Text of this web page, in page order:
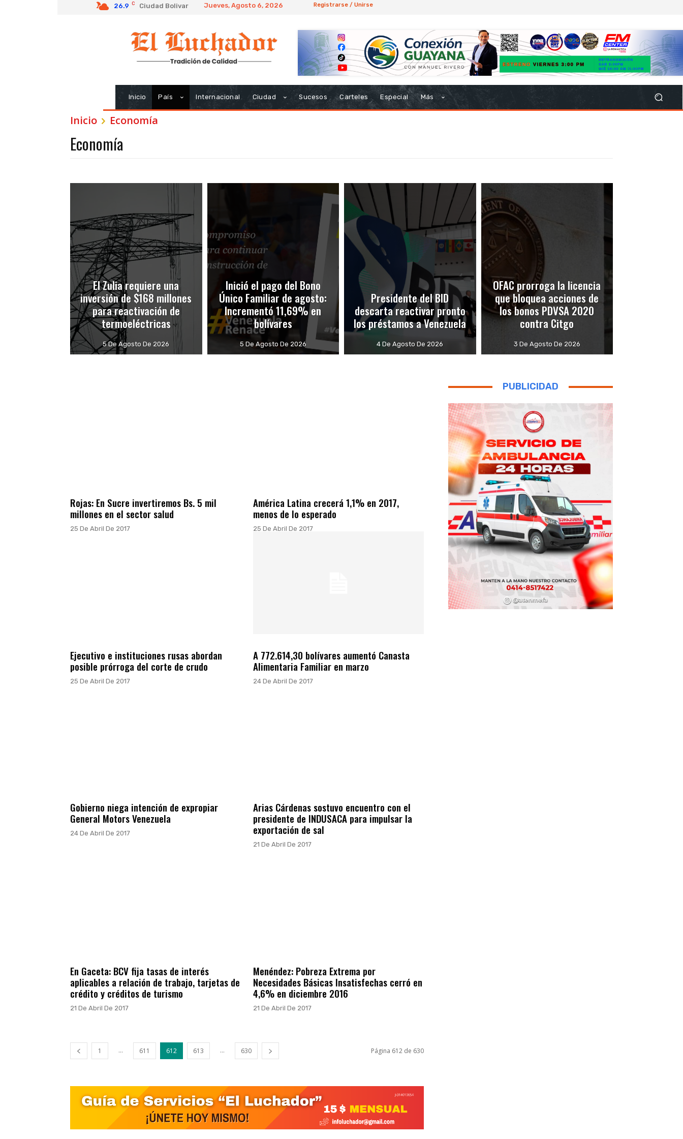
26.9 C Ciudad Bolivar Jueves, Agosto 6, 2026 Registrarse / Unirse
Inicio País Internacional Ciudad Sucesos Carteles Especial Más
Inicio Economía
Economía
El Zulia requiere una
inversión de $168 millones
para reactivación de
termoeléctricas
5 De Agosto De 2026
Inició el pago del Bono
Único Familiar de agosto:
Incrementó 11,69% en
bolívares
5 De Agosto De 2026
Presidente del BID
descarta reactivar pronto
los préstamos a Venezuela
4 De Agosto De 2026
OFAC prorroga la licencia
que bloquea acciones de
los bonos PDVSA 2020
contra Citgo
3 De Agosto De 2026
Rojas: En Sucre invertiremos Bs. 5 mil
millones en el sector salud
25 De Abril De 2017
América Latina crecerá 1,1% en 2017,
menos de lo esperado
25 De Abril De 2017
Ejecutivo e instituciones rusas abordan
posible prórroga del corte de crudo
25 De Abril De 2017
A 772.614,30 bolívares aumentó Canasta
Alimentaria Familiar en marzo
24 De Abril De 2017
Gobierno niega intención de expropiar
General Motors Venezuela
24 De Abril De 2017
Arias Cárdenas sostuvo encuentro con el
presidente de INDUSACA para impulsar la
exportación de sal
21 De Abril De 2017
En Gaceta: BCV fija tasas de interés
aplicables a relación de trabajo, tarjetas de
crédito y créditos de turismo
21 De Abril De 2017
Menéndez: Pobreza Extrema por
Necesidades Básicas Insatisfechas cerró en
4,6% en diciembre 2016
21 De Abril De 2017
1 ... 611 612 613 ... 630 Página 612 de 630
PUBLICIDAD